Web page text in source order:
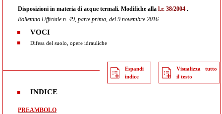
Disposizioni in materia di acque termali. Modifiche alla l.r. 38/2004 .
Bollettino Ufficiale n. 49, parte prima, del 9 novembre 2016
VOCI
Difesa del suolo, opere idrauliche
Espandi
indice
Visualizza tutto
il testo
INDICE
PREAMBOLO